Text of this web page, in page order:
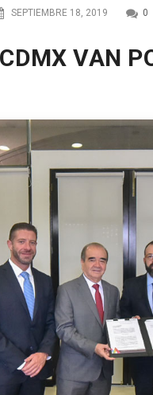
SEPTIEMBRE 18, 2019 0
VAN